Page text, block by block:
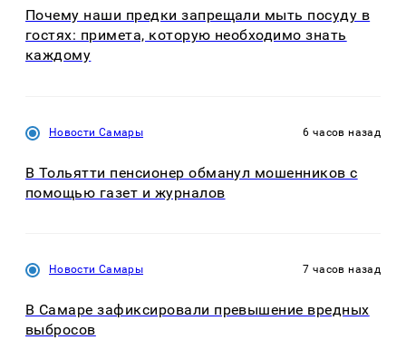
Почему наши предки запрещали мыть посуду в
гостях: примета, которую необходимо знать
каждому
Новости Самары 6 часов назад
В Тольятти пенсионер обманул мошенников с
помощью газет и журналов
Новости Самары 7 часов назад
В Самаре зафиксировали превышение вредных
выбросов